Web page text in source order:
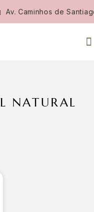
Av. Caminhos de
NATURAL